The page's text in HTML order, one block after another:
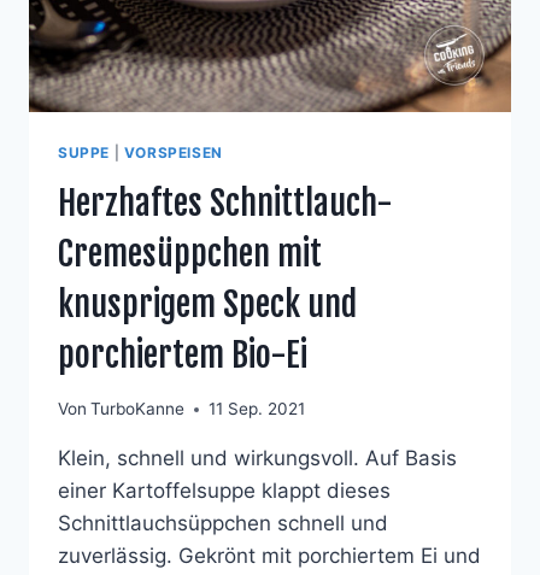
SUPPE VORSPEISEN
Herzhaftes Schnittlauch-
Cremesüppchen mit
knusprigem Speck und
porchiertem Bio-Ei
Von TurboKanne 11 Sep. 2021
Klein, schnell und wirkungsvoll. Auf Basis
einer Kartoffelsuppe klappt dieses
Schnittlauchsüppchen schnell und
zuverlässig. Gekrönt mit porchiertem Ei und